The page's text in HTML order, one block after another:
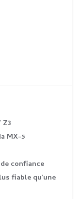
MX-5
confiance
fiable qu’une